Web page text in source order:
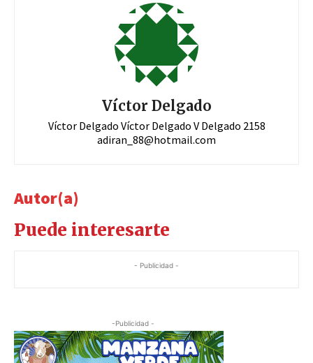
Víctor Delgado
Víctor Delgado Víctor Delgado V Delgado 2158
adiran_88@hotmail.com
Autor(a)
Puede interesarte
- Publicidad -
-Publicidad -